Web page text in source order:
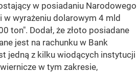
w posiadaniu Narodowego
w wyrażeniu dolarowym 4 mld
ton". Dodał, że złoto posiadane
jest na rachunku w Bank
jedną z kilku wiodących instytucji
w tym zakresie,